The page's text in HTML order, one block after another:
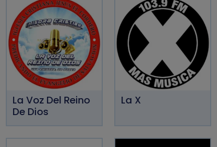
La Voz Del Reino
De Dios
La X